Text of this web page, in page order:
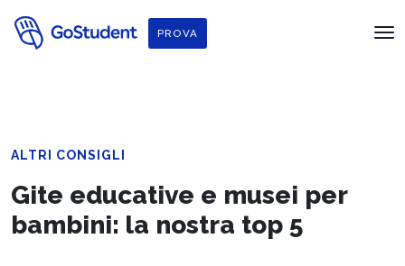
PROVA
ALTRI CONSIGLI
Gite educative e musei per
bambini: la nostra top 5